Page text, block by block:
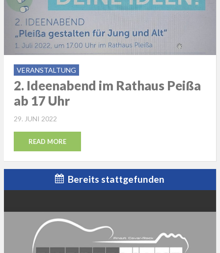
VERANSTALTUNG
2. Ideenabend im Rathaus Peißa
ab 17 Uhr
POSTED
29. JUNI 2022
READ MORE
Bereits stattgefunden